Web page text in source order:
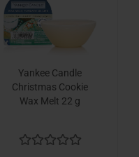
Yankee Candle
Christmas Cookie
Wax Melt 22 g